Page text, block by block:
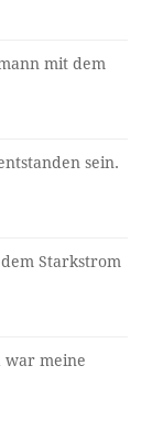
mit dem
sein.
Starkstrom
war meine